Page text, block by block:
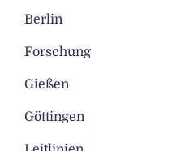
Berlin
Forschung
Gießen
Göttingen